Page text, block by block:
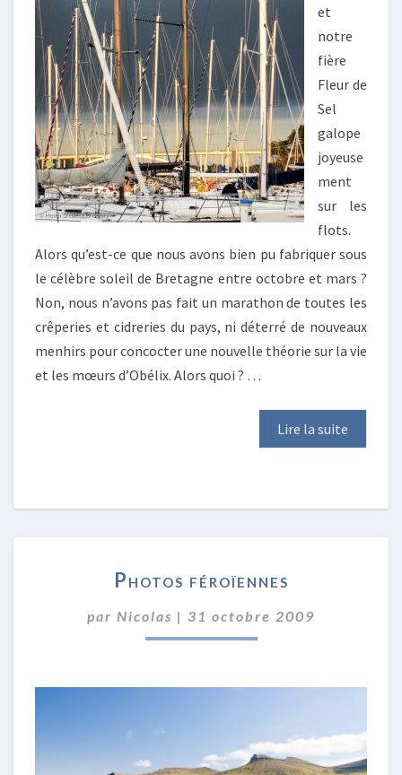
et
notre
fière
Fleur de
Sel
galope
joyeuse
ment
sur les
flots.
Alors qu’est-ce que nous avons bien pu fabriquer sous
le célèbre soleil de Bretagne entre octobre et mars ?
Non, nous n’avons pas fait un marathon de toutes les
crêperies et cidreries du pays, ni déterré de nouveaux
menhirs pour concocter une nouvelle théorie sur la vie
et les mœurs d’Obélix. Alors quoi ? …
Lire la suite
FÉROÏENNES
Photos féroïennes
par Nicolas | 31 octobre 2009